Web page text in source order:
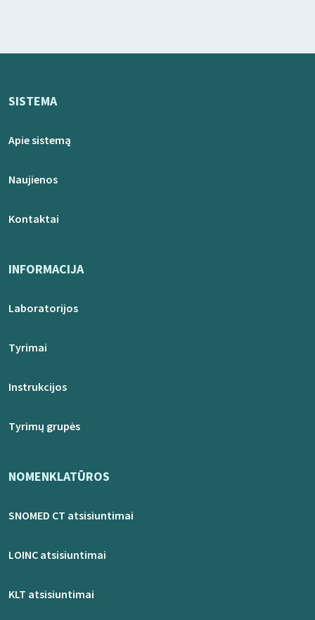
SISTEMA
Apie sistemą
Naujienos
Kontaktai
INFORMACIJA
Laboratorijos
Tyrimai
Instrukcijos
Tyrimų grupės
NOMENKLATŪROS
SNOMED CT atsisiuntimai
LOINC atsisiuntimai
KLT atsisiuntimai